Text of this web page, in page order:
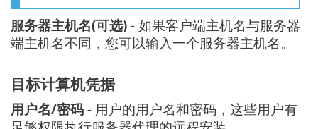
服务器主机名(可选) - 如果客户端主机名与服务器
端主机名不同，您可以输入一个服务器主机名。
目标计算机凭据
用户名/密码 - 用户的用户名和密码，这些用户有